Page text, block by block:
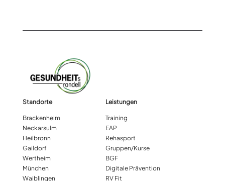
Standorte
Brackenheim
Neckarsulm
Heilbronn
Gaildorf
Wertheim
München
Waiblingen
Leistungen
Training
EAP
Rehasport
Gruppen/Kurse
BGF
Digitale Prävention
RV Fit